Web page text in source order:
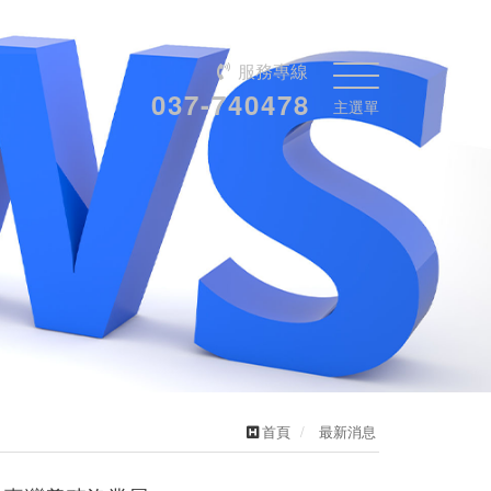
服務專線
037-740478 主選單
首頁 最新消息